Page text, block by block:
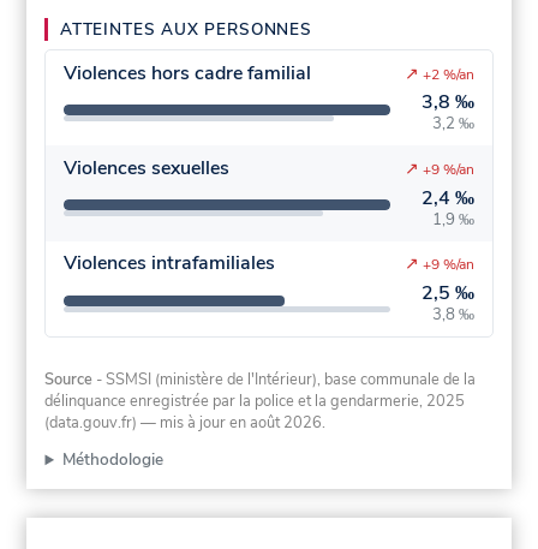
ATTEINTES AUX PERSONNES
Violences hors cadre familial
3,8 ‰
3,2 ‰
↗ +2 %/an
Violences sexuelles
2,4 ‰
1,9 ‰
↗ +9 %/an
Violences intrafamiliales
2,5 ‰
3,8 ‰
↗ +9 %/an
Source - SSMSI (ministère de l'Intérieur), base communale de la
délinquance enregistrée par la police et la gendarmerie, 2025
(data.gouv.fr) — mis à jour en août 2026.
Méthodologie